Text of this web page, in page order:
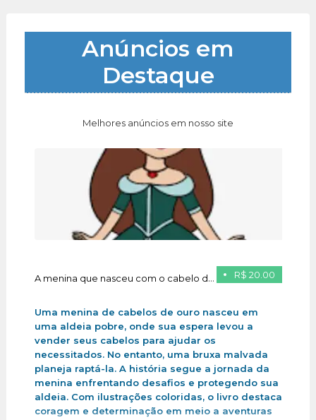
Anúncios em
Destaque
Melhores anúncios em nosso site
R$ 20.00
A menina que nasceu com o cabelo de ouro
Uma menina de cabelos de ouro nasceu em
uma aldeia pobre, onde sua espera levou a
vender seus cabelos para ajudar os
necessitados. No entanto, uma bruxa malvada
planeja raptá-la. A história segue a jornada da
menina enfrentando desafios e protegendo sua
aldeia. Com ilustrações coloridas, o livro destaca
coragem e determinação em meio a aventuras